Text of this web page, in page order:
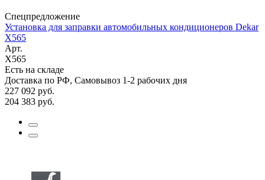
Спецпредложение
Установка для заправки автомобильных кондиционеров Dekar
X565
Арт.
X565
Есть на складе
Доставка по РФ, Самовывоз 1-2 рабочих дня
227 092 руб.
204 383 руб.